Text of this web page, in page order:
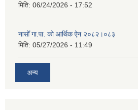
मिति: 06/24/2026 - 17:52
नासोँ गा.पा. को आर्थिक ऐन २०८२।०८३
मिति: 05/27/2026 - 11:49
अन्य